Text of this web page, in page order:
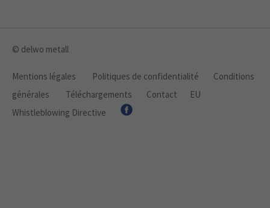
© delwo metall
Mentions légales Politiques de confidentialité
Conditions
générales
Téléchargements Contact
EU
Whistleblowing Directive